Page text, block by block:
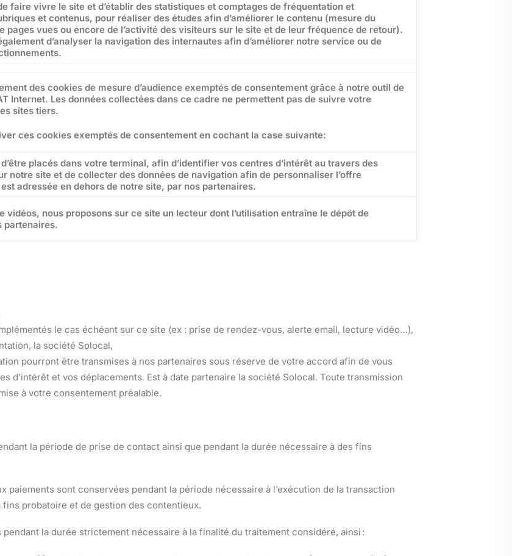
faire vivre le site et d’établir des statistiques et comptages de fréquentation et
et contenus, pour réaliser des études afin d’améliorer le contenu (mesure du
pages vues ou encore de l’activité des visiteurs sur le site et de leur fréquence de retour).
d’analyser la navigation des internautes afin d’améliorer notre service ou de
des cookies de mesure d’audience exemptés de consentement grâce à notre outil de
Internet. Les données collectées dans ce cadre ne permettent pas de suivre votre
sites tiers.
ces cookies exemptés de consentement en cochant la case suivante:
placés dans votre terminal, afin d’identifier vos centres d’intérêt au travers des
notre site et de collecter des données de navigation afin de personnaliser l’offre
adressée en dehors de notre site, par nos partenaires.
vidéos, nous proposons sur ce site un lecteur dont l’utilisation entraîne le dépôt de
partenaires.
le cas échéant sur ce site (ex : prise de rendez-vous, alerte email, lecture vidéo…),
la société Solocal,
pourront être transmises à nos partenaires sous réserve de votre accord afin de vous
d’intérêt et vos déplacements. Est à date partenaire la société Solocal. Toute transmission
à votre consentement préalable.
la période de prise de contact ainsi que pendant la durée nécessaire à des fins
paiements sont conservées pendant la période nécessaire à l’exécution de la transaction
probatoire et de gestion des contentieux.
la durée strictement nécessaire à la finalité du traitement considéré, ainsi :